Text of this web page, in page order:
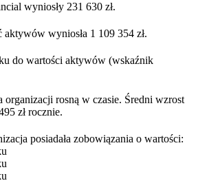
wyniosły 231 630 zł.
wyniosła 1 109 354 zł.
do wartości aktywów (wskaźnik
organizacji rosną w czasie. Średni wzrost
zł rocznie.
posiadała zobowiązania o wartości: